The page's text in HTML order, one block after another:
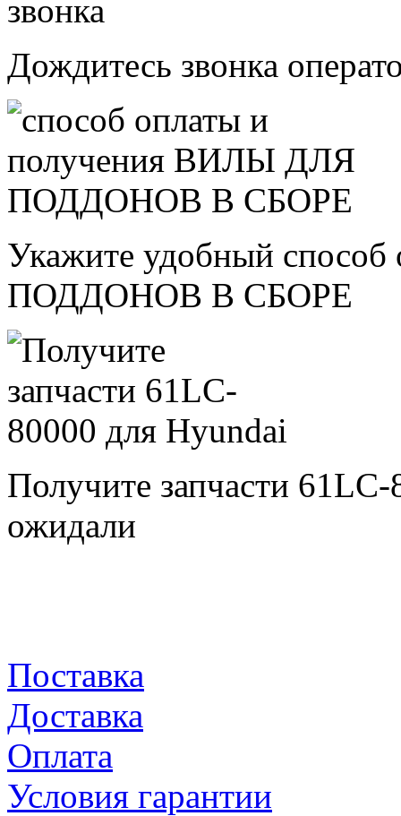
Дождитесь звонка
Укажите удобный
ПОДДОНОВ В СБОРЕ
Получите запчасти
ожидали
Поставка
Доставка
Оплата
Условия гарантии